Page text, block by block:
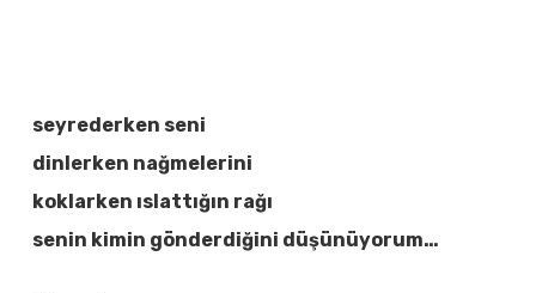
seyrederken seni
dinlerken nağmelerini
koklarken ıslattığın rağı
senin kimin gönderdiğini düşünüyorum…